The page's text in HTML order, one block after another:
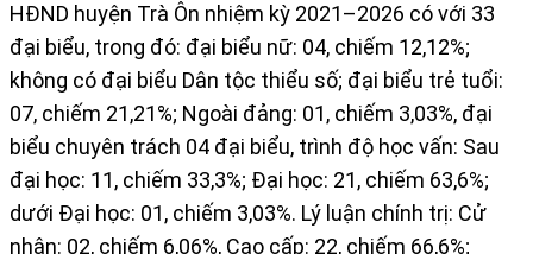
HĐND huyện Trà Ôn nhiệm kỳ 2021–2026 có với 33
đại biểu, trong đó: đại biểu nữ: 04, chiếm 12,12%;
không có đại biểu Dân tộc thiểu số; đại biểu trẻ tuổi:
07, chiếm 21,21%; Ngoài đảng: 01, chiếm 3,03%, đại
biểu chuyên trách 04 đại biểu, trình độ học vấn: Sau
đại học: 11, chiếm 33,3%; Đại học: 21, chiếm 63,6%;
dưới Đại học: 01, chiếm 3,03%. Lý luận chính trị: Cử
nhân: 02, chiếm 6,06%, Cao cấp: 22, chiếm 66,6%;